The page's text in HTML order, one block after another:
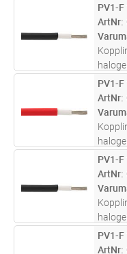
M
PV1-F
ArtNr
M
PV1-F
ArtNr
M
PV1-F
ArtNr
M
PV1-F
ArtNr